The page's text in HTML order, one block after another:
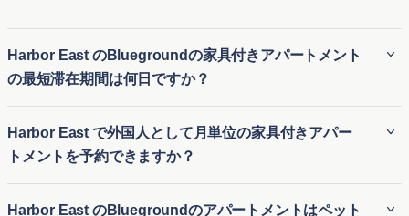
Harbor East のBluegroundの家具付きアパートメント
の最短滞在期間は何日ですか？
最低31 泊の滞在が必要です。そのため、Harbor East の長期
家具付き賃貸にも、短期滞在用の一時的な住居にも最適で
す。引っ越しや長期滞在の訪問など、さまざまな滞在期間に
対応する柔軟性があります。
Harbor East で外国人として月単位の家具付きアパー
トメントを予約できますか？
Harbor East のBluegroundのアパートメントはペット